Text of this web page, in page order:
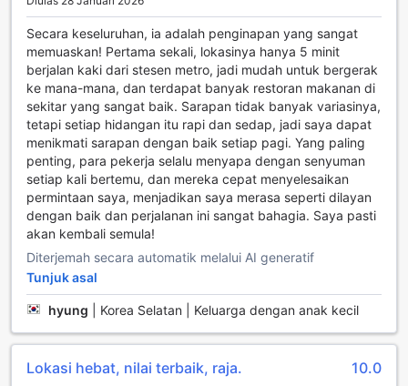
London.
Dengan reka bentuk yang elegan dan pencahayaan yang
lembut, bar di Thistle London Trafalgar Square mencipta
suasana yang sempurna untuk pertemuan sosial. Para
tetamu boleh menikmati muzik latar yang menyenangkan
sambil berinteraksi dengan rakan-rakan atau bertemu
dengan orang baru. Ini adalah tempat yang sesuai untuk
memulakan malam yang mengasyikkan di tengah-tengah
kota yang penuh dengan kehidupan dan budaya.
Kemudahan Praktikal di Thistle London Trafalgar Square
Thistle London Trafalgar Square menawarkan pelbagai
kemudahan praktikal yang direka untuk memastikan
penginapan anda selesa dan tanpa tekanan. Dengan
perkhidmatan bilik yang tersedia, anda boleh menikmati
hidangan pilihan anda tanpa perlu meninggalkan
keselesaan bilik. Tambahan pula, akses Wi-Fi percuma di
semua bilik dan kawasan awam membolehkan anda
sentiasa terhubung dengan keluarga dan rakan-rakan,
serta memudahkan anda merancang aktiviti harian di
Secara keseluruhan, ia adalah penginapan yang sangat
memuaskan! Pertama sekali, lokasinya hanya 5 minit
berjalan kaki dari stesen metro, jadi mudah untuk bergerak
ke mana-mana, dan terdapat banyak restoran makanan di
sekitar yang sangat baik. Sarapan tidak banyak variasinya,
tetapi setiap hidangan itu rapi dan sedap, jadi saya dapat
menikmati sarapan dengan baik setiap pagi. Yang paling
penting, para pekerja selalu menyapa dengan senyuman
setiap kali bertemu, dan mereka cepat menyelesaikan
permintaan saya, menjadikan saya merasa seperti dilayan
dengan baik dan perjalanan ini sangat bahagia. Saya pasti
akan kembali semula!
Diterjemah secara automatik melalui AI generatif
Tunjuk asal
hyung Korea Selatan | Keluarga dengan anak kecil
Lokasi hebat, nilai terbaik, raja. 10.0